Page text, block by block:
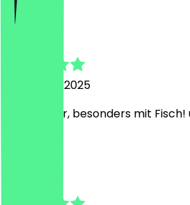
26. August 2025
sehr lecker, besonders mit